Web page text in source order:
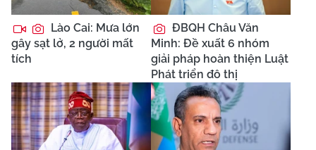
Lào Cai: Mưa lớn
gây sạt lở, 2 người mất
tích
ĐBQH Châu Văn
Minh: Đề xuất 6 nhóm
giải pháp hoàn thiện Luật
Phát triển đô thị